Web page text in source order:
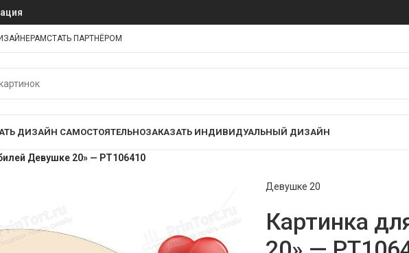
СТАТЬ ПАРТНЁРОМ
ДИЗАЙН САМОСТОЯТЕЛЬНОЗАКАЗАТЬ ИНДИВИДУАЛЬНЫЙ ДИЗАЙН
Девушке 20» — PT106410
Девушке 20
Картинка